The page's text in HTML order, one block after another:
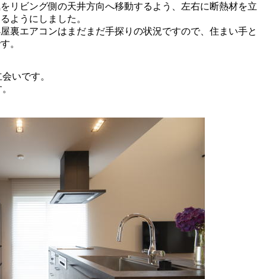
リビング側の天井方向へ移動するよう、左右に断熱材を立
ようにしました。
裏エアコンはまだまだ手探りの状況ですので、住まい手と
。
いです。